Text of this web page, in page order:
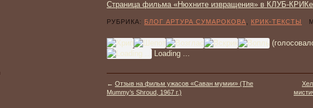
Страница фильма «Нюхните извращения» в КЛУБ-КРИКе
РУБРИКА: БЛОГ АРТУРА СУМАРОКОВА КРИК-ТЕКСТЫ
Loading ...
← Отзыв на фильм ужасов «Саван мумии» (The
Mummy’s Shroud, 1967 г.)